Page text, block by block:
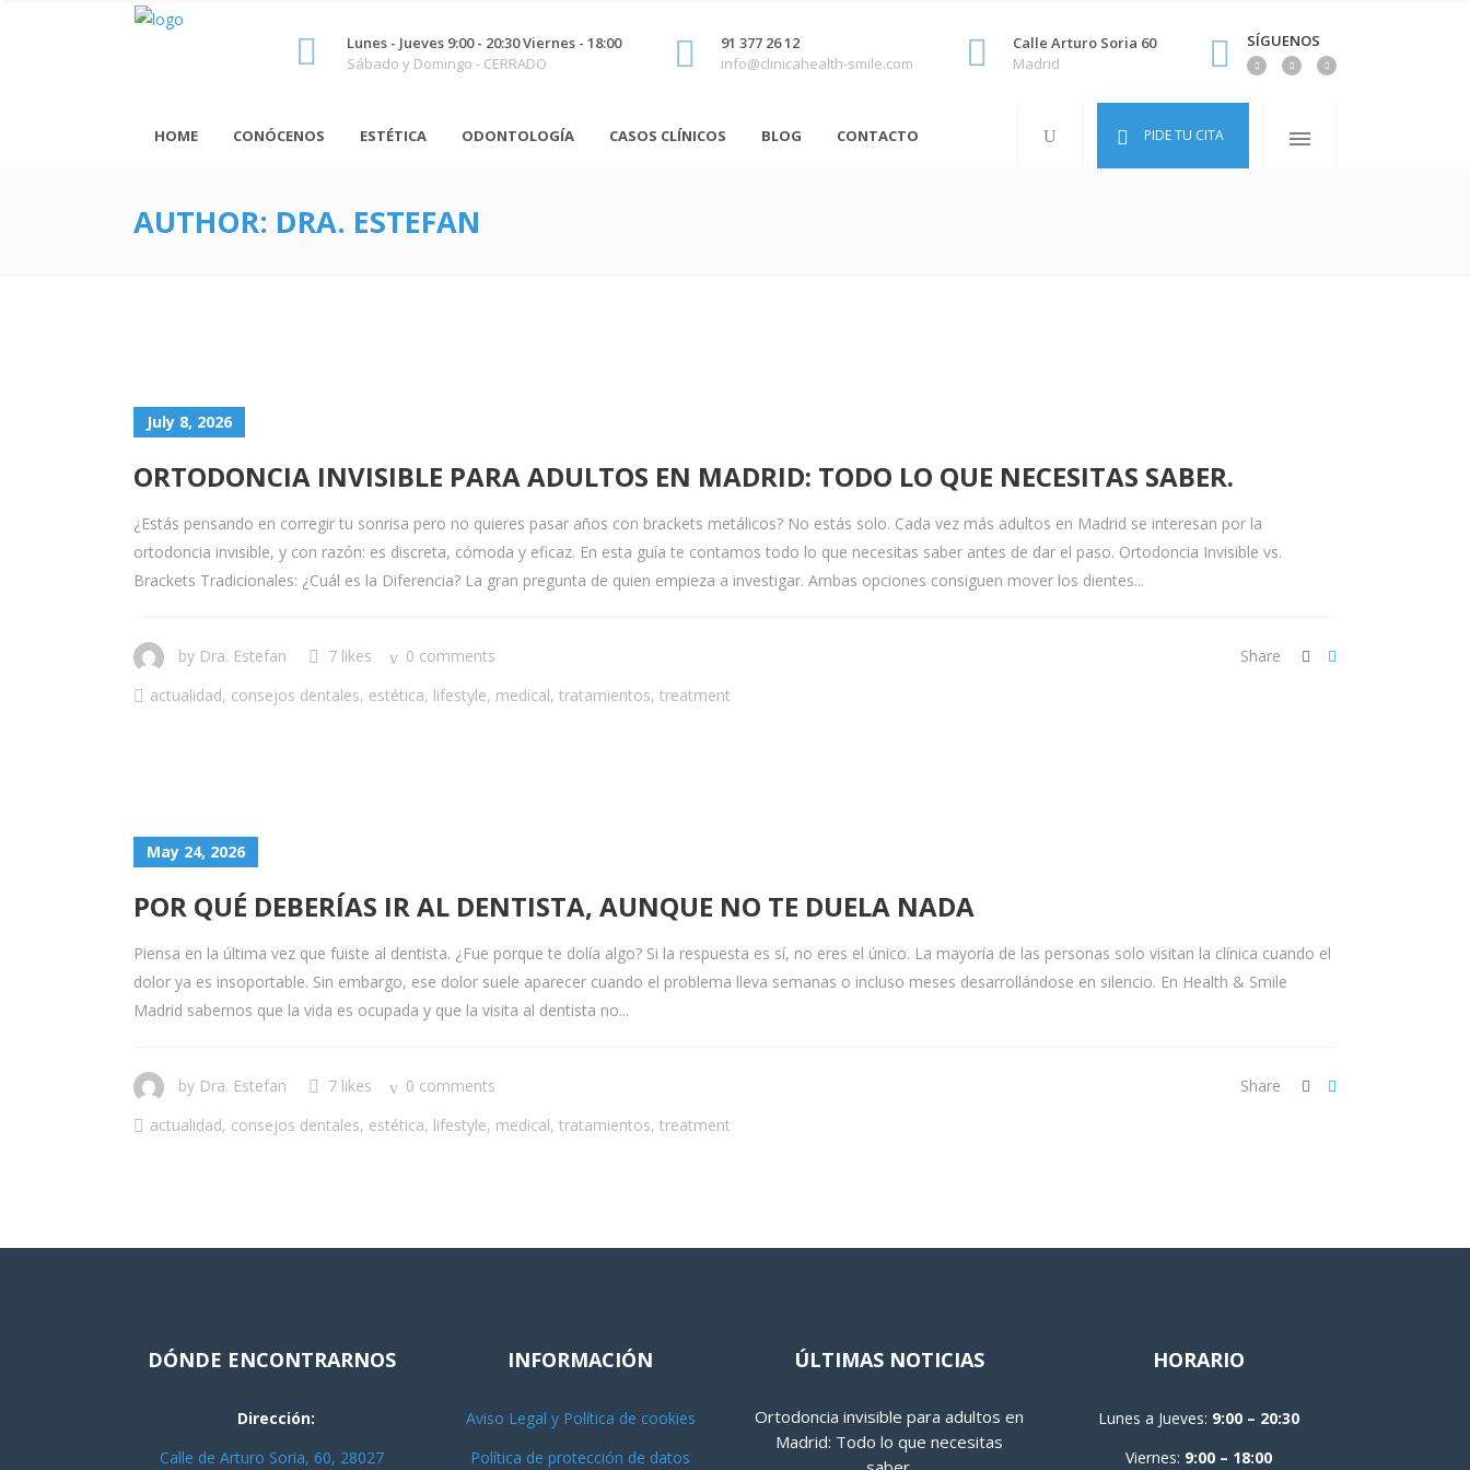
Lunes - Jueves 9:00 - 20:30 Viernes - 18:00
Sábado y Domingo - CERRADO
91 377 26 12
info@clinicahealth-smile.com
Calle Arturo Soria 60
Madrid
SÍGUENOS
HOME CONÓCENOS ESTÉTICA ODONTOLOGÍA CASOS CLÍNICOS BLOG CONTACTO PIDE TU CITA
AUTHOR: DRA. ESTEFAN
July 8, 2026
ORTODONCIA INVISIBLE PARA ADULTOS EN MADRID: TODO LO QUE NECESITAS SABER.
¿Estás pensando en corregir tu sonrisa pero no quieres pasar años con brackets metálicos? No estás solo. Cada vez más adultos en Madrid se interesan por la
ortodoncia invisible, y con razón: es discreta, cómoda y eficaz. En esta guía te contamos todo lo que necesitas saber antes de dar el paso. Ortodoncia Invisible vs.
Brackets Tradicionales: ¿Cuál es la Diferencia? La gran pregunta de quien empieza a investigar. Ambas opciones consiguen mover los dientes...
by Dra. Estefan 7 likes
0 comments
actualidad, consejos dentales, estética, lifestyle, medical, tratamientos, treatment
Share
May 24, 2026
POR QUÉ DEBERÍAS IR AL DENTISTA, AUNQUE NO TE DUELA NADA
Piensa en la última vez que fuiste al dentista. ¿Fue porque te dolía algo? Si la respuesta es sí, no eres el único. La mayoría de las personas solo visitan la clínica cuando el
dolor ya es insoportable. Sin embargo, ese dolor suele aparecer cuando el problema lleva semanas o incluso meses desarrollándose en silencio. En Health & Smile
Madrid sabemos que la vida es ocupada y que la visita al dentista no...
by Dra. Estefan 7 likes
0 comments
actualidad, consejos dentales, estética, lifestyle, medical, tratamientos, treatment
Share
DÓNDE ENCONTRARNOS
Dirección:
Calle de Arturo Soria, 60, 28027
INFORMACIÓN
Aviso Legal y Política de cookies
Política de protección de datos
ÚLTIMAS NOTICIAS
Ortodoncia invisible para adultos en
Madrid: Todo lo que necesitas
HORARIO
Lunes a Jueves: 9:00 – 20:30
Viernes: 9:00 – 18:00